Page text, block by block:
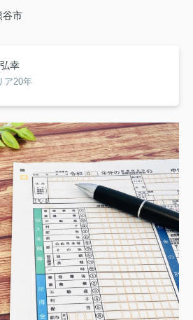
谷市
幸
ア20年